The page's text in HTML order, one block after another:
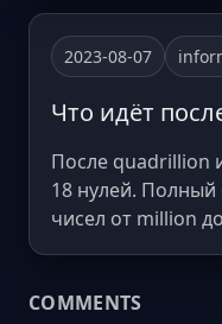
2023-08-07
Что идёт
После quadrillion
18 нулей.
чисел от million
COMMENTS